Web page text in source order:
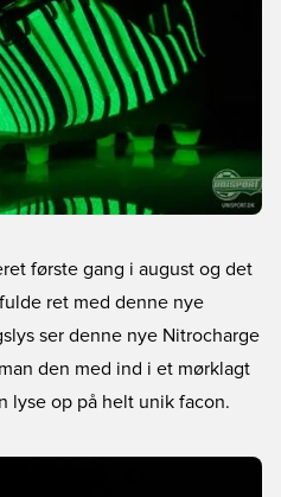
første gang i august og det
ret med denne nye
ser denne nye Nitrocharge
den med ind i et mørklagt
lyse op på helt unik facon.